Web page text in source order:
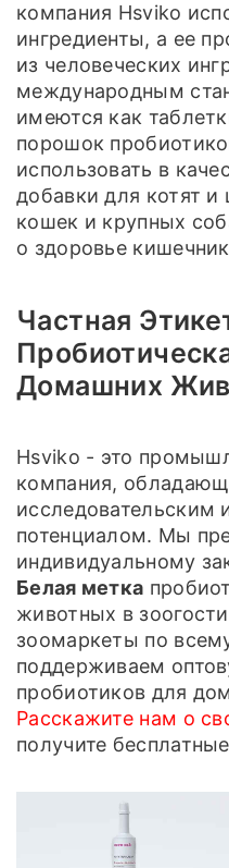
компания Hsviko
ингредиенты, а ее
из человеческих
международным
имеются как
порошок
использовать в
добавки для котят
кошек и крупных
о здоровье
Частная
Домашних
Hsviko - это
компания,
исследовательским
потенциалом. Мы
индивидуальному
Белая метка
животных в
зоомаркеты по
поддерживаем
пробиотиков для
Расскажите нам о
получите